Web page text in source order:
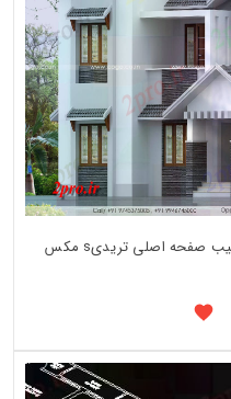
دانلود نقشه خانه های سه بعدی سقف شیب صفحه اصلی تریدیs مکس